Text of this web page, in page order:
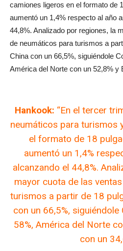
camiones ligeros en el formato de
aumentó un 1,4% respecto al año
44,8%. Analizado por regiones, la
de neumáticos para turismos a
China con un 66,5%, siguiéndole
América del Norte con un 52,8% y
Hankook: “En el tercer
neumáticos para turismos
el formato de 18
aumentó un 1,4%
alcanzando el 44,8%.
mayor cuota de las
turismos a partir de 18
con un 66,5%, siguiéndole
58%, América del Norte
con un